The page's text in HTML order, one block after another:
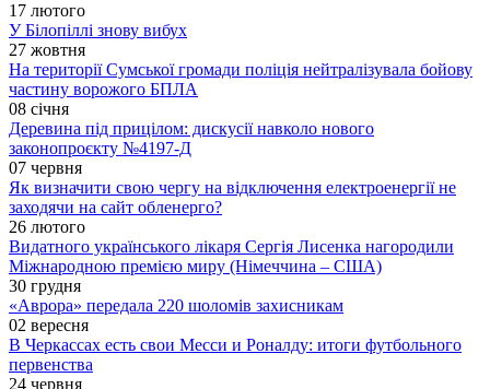
17 лютого
У Білопіллі знову вибух
27 жовтня
На території Сумської громади поліція нейтралізувала бойову
частину ворожого БПЛА
08 січня
Деревина під прицілом: дискусії навколо нового
законопроєкту №4197-Д
07 червня
Як визначити свою чергу на відключення електроенергії не
заходячи на сайт обленерго?
26 лютого
Видатного українського лікаря Сергія Лисенка нагородили
Міжнародною премією миру (Німеччина – США)
30 грудня
«Аврора» передала 220 шоломів захисникам
02 вересня
В Черкассах есть свои Месси и Роналду: итоги футбольного
первенства
24 червня